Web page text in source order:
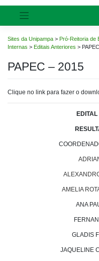
Sites da Unipampa > Pró-Reitoria de
Internas > Editais Anteriores >
PAPEC – 2015
Clique no link para fazer o
AMELIA
ANA
GLADIS
JAQUELINE